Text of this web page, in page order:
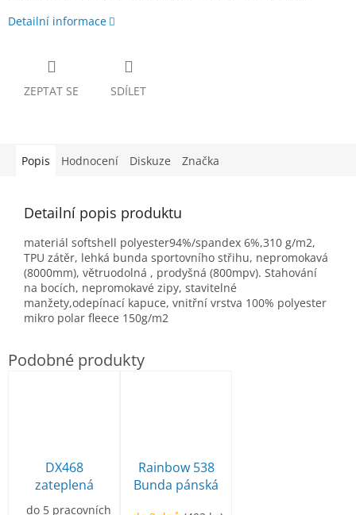
Detailní informace
ZEPTAT SE SDÍLET
Popis Hodnocení Diskuze Značka
Detailní popis produktu
materiál softshell polyester94%/spandex 6%,310 g/m2,
TPU zátěr, lehká bunda sportovního střihu, nepromokavá
(8000mm), větruodolná , prodyšná (800mpv). Stahování
na bocích, nepromokavé zipy, stavitelné
manžety,odepínací kapuce, vnitřní vrstva 100% polyester
mikro polar fleece 150g/m2
DX468
zateplená
bunda DX
do 5 pracovních
Rainbow 538
Bunda pánská